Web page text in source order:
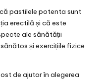
pastilele potenta sunt
erectilă și că este
ale sănătății
și exercițiile fizice
de ajutor în alegerea